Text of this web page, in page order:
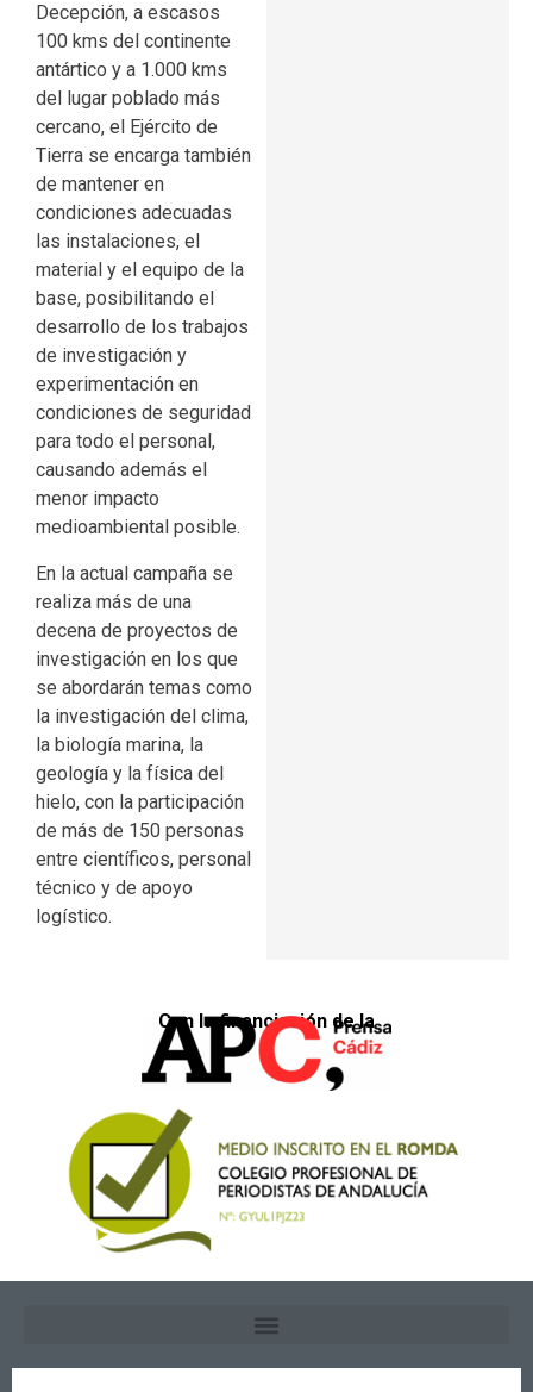
Decepción, a escasos
100 kms del continente
antártico y a 1.000 kms
del lugar poblado más
cercano, el Ejército de
Tierra se encarga también
de mantener en
condiciones adecuadas
las instalaciones, el
material y el equipo de la
base, posibilitando el
desarrollo de los trabajos
de investigación y
experimentación en
condiciones de seguridad
para todo el personal,
causando además el
menor impacto
medioambiental posible.
En la actual campaña se
realiza más de una
decena de proyectos de
investigación en los que
se abordarán temas como
la investigación del clima,
la biología marina, la
geología y la física del
hielo, con la participación
de más de 150 personas
entre científicos, personal
técnico y de apoyo
logístico.
Con la financiación de la